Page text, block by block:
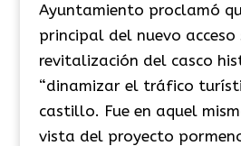
Ayuntamiento proclamó
principal del nuevo
revitalización del casco
“dinamizar el tráfico
castillo. Fue en aquel
vista del proyecto